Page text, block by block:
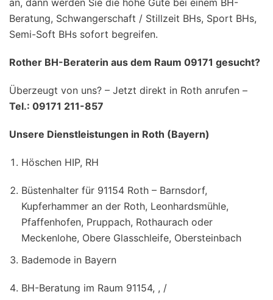
Beratung, Schwangerschaft / Stillzeit BHs, Sport BHs,
Semi-Soft BHs sofort begreifen.
Rother BH-Beraterin aus dem Raum 09171 gesucht?
Überzeugt von uns? – Jetzt direkt in Roth anrufen –
Tel.: 09171 211-857
Unsere Dienstleistungen in Roth (Bayern)
Höschen HIP, RH
Büstenhalter für 91154 Roth – Barnsdorf,
Kupferhammer an der Roth, Leonhardsmühle,
Pfaffenhofen, Pruppach, Rothaurach oder
Meckenlohe, Obere Glasschleife, Obersteinbach
Bademode in Bayern
BH-Beratung im Raum 91154, , /